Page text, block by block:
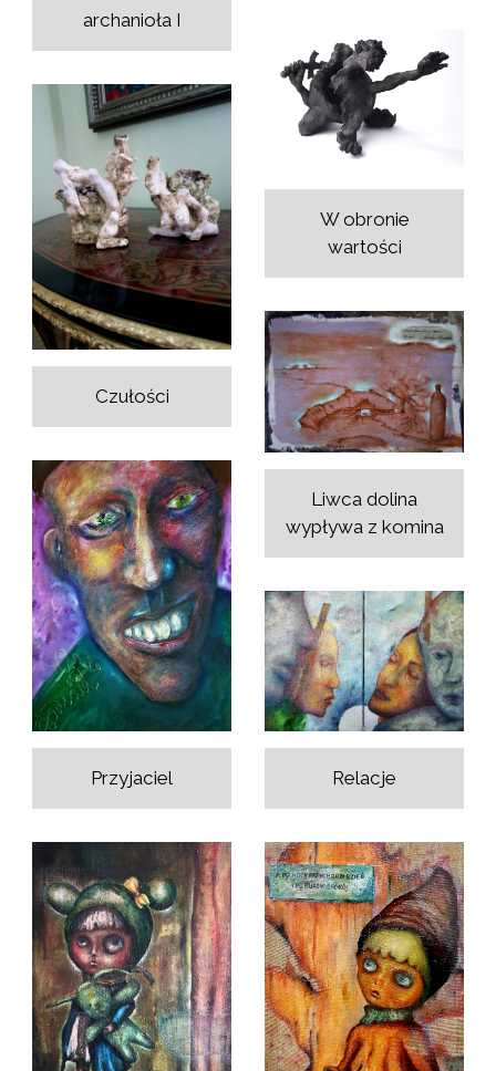
archanioła I
W obronie
wartości
Czułości
Liwca dolina
wypływa z komina
Przyjaciel Relacje